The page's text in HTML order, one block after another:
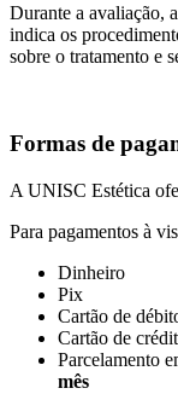
Durante a avaliação,
indica os
sobre o tratamento e
Formas de
A UNISC Estética
Para pagamentos à
Dinheiro
Pix
Cartão de
Cartão de
Parcelamento
mês